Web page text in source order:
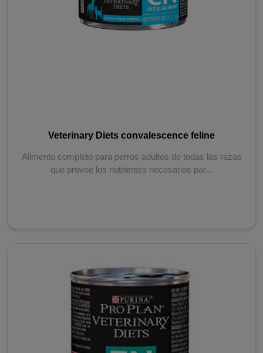
Veterinary Diets convalescence feline
Alimento completo para perros adultos de todas las razas
que provee los nutrientes necesarios par...